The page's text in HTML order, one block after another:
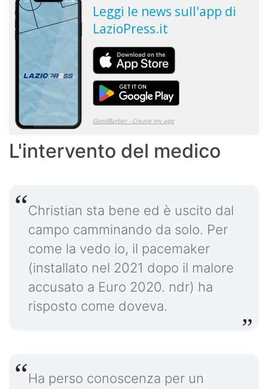
L'intervento del medico
Christian sta bene ed è uscito dal
campo camminando da solo. Per
come la vedo io, il pacemaker
(installato nel 2021 dopo il malore
accusato a Euro 2020. ndr) ha
risposto come doveva.
Ha perso conoscenza per un